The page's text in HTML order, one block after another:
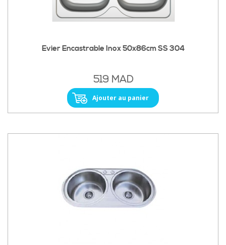
Evier Encastrable Inox 50x86cm SS 304
519 MAD
Ajouter au panier